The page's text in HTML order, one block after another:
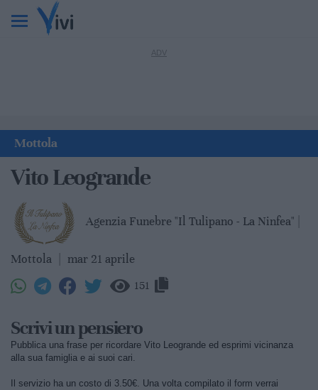
Mottola
Vito Leogrande
Agenzia Funebre "Il Tulipano - La Ninfea" |
Mottola mar 21 aprile
151
Scrivi un pensiero
Pubblica una frase per ricordare Vito Leogrande ed esprimi vicinanza
alla sua famiglia e ai suoi cari.
Il servizio ha un costo di 3.50€. Una volta compilato il form verrai